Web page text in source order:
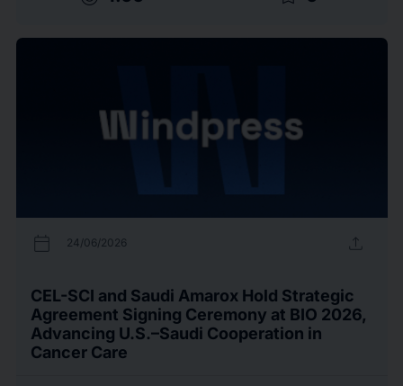
calendar_today 24/06/2026 upload
CEL-SCI and Saudi Amarox Hold Strategic
Agreement Signing Ceremony at BIO 2026,
Advancing U.S.–Saudi Cooperation in
Cancer Care